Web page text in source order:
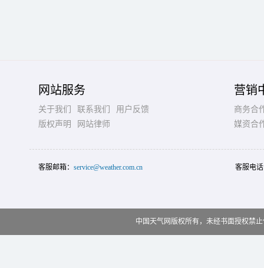
网站服务
关于我们 联系我们
用户反馈
版权声明
网站律师
营销
商务合
媒资合
客服邮箱： service@weather.com.cn 客服电
中国天气网版权所有，未经书面授权